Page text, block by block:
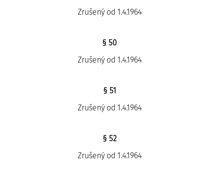
Zrušený od 1.4.1964
§ 50
Zrušený od 1.4.1964
§ 51
Zrušený od 1.4.1964
§ 52
Zrušený od 1.4.1964